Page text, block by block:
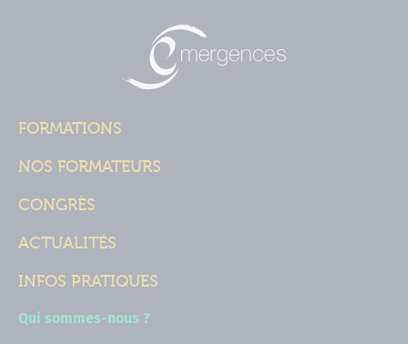
FORMATIONS
NOS FORMATEURS
CONGRÈS
ACTUALITÉS
INFOS PRATIQUES
Qui sommes-nous ?